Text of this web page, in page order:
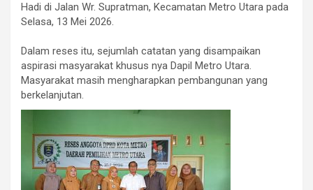
Hadi di Jalan Wr. Supratman, Kecamatan Metro Utara pada
Selasa, 13 Mei 2026.
‎Dalam reses itu, sejumlah catatan yang disampaikan
aspirasi masyarakat khusus nya Dapil Metro Utara.
Masyarakat masih mengharapkan pembangunan yang
berkelanjutan.